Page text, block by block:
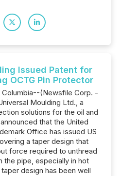
Issued Patent for
OCTG Pin Protector
Columbia--(Newsfile Corp. -
Moulding Ltd., a
solutions for the oil and
that the United
Office has issued US
a taper design that
force required to unthread
the pipe, especially in hot
design has been well